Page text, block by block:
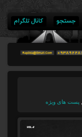
جستجو کانال تلگرام
پست های ویژه